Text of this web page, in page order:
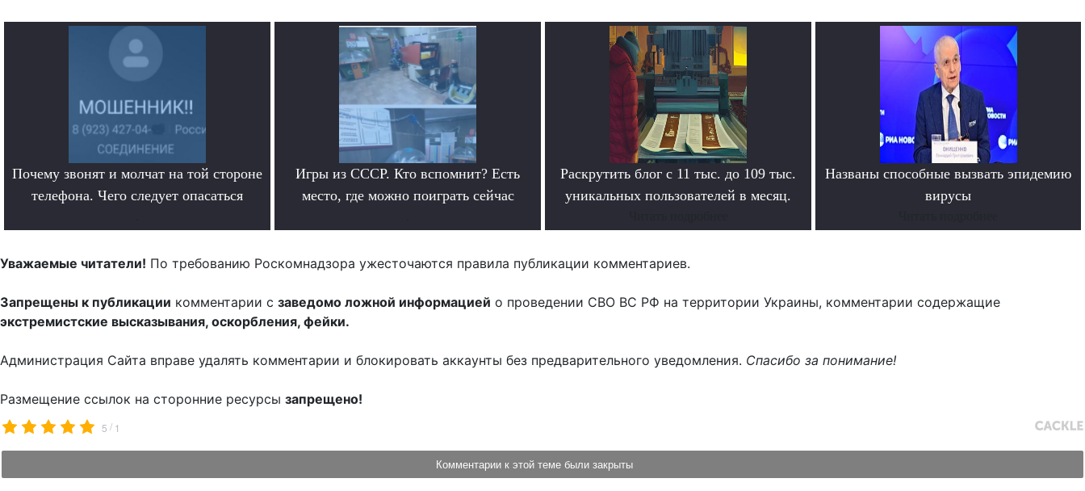
Почему звонят и молчат на той стороне
телефона. Чего следует опасаться
Игры из СССР. Кто вспомнит? Есть
место, где можно поиграть сейчас
Раскрутить блог с 11 тыс. до 109 тыс.
уникальных пользователей в месяц.
Названы способные вызвать эпидемию
вирусы
Уважаемые читатели! По требованию Роскомнадзора ужесточаются правила публикации комментариев.
Запрещены к публикации комментарии с заведомо ложной информацией о проведении СВО ВС РФ на территории Украины, комментарии содержащие
экстремистские высказывания, оскорбления, фейки.
Администрация Сайта вправе удалять комментарии и блокировать аккаунты без предварительного уведомления. Спасибо за понимание!
Размещение ссылок на сторонние ресурсы запрещено!
5 / 1
Комментарии к этой теме были закрыты